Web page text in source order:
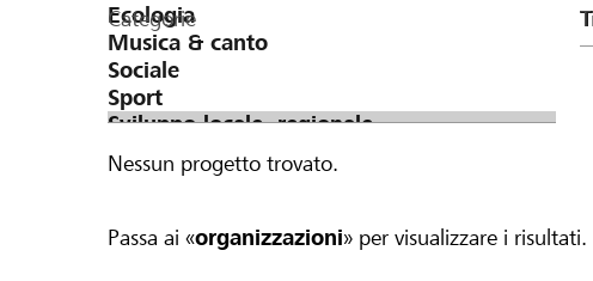
Categorie
Nessun progetto trovato.
Passa ai «organizzazioni» per visualizzare i risultati.